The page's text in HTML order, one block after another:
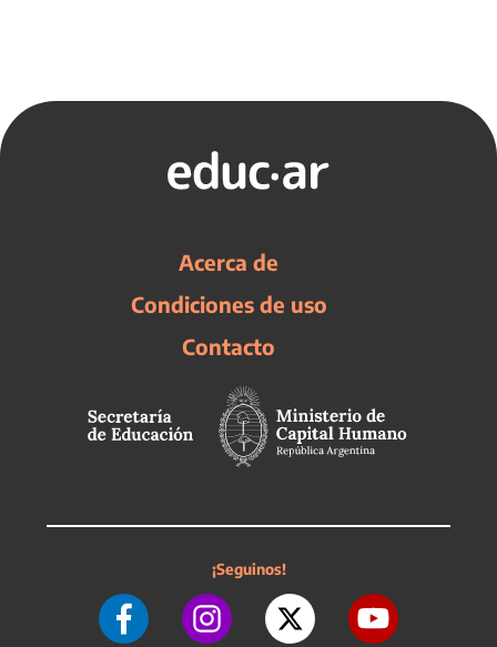
Acerca de
Condiciones de uso
Contacto
¡Seguinos!